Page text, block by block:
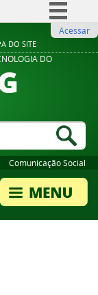
DO SITE
BR
Acessar
DO
Comunicação Social